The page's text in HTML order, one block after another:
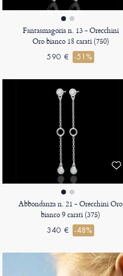
Fantasmagoria n. 13 - Orecchini
Oro bianco 18 carati (750)
590 € -51%
Abbondanza n. 21 - Orecchini Oro
bianco 9 carati (375)
340 € -48%